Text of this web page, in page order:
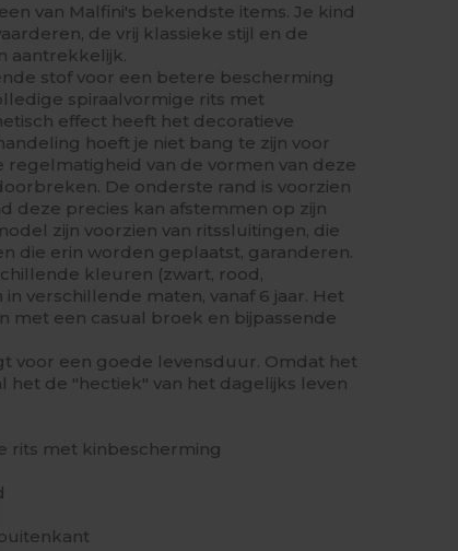
van Malfini's bekendste items. Je kind
de vrij klassieke stijl en de
aantrekkelijk.
stof voor een betere bescherming
spiraalvormige rits met
effect heeft het decoratieve
hoeft je niet bang te zijn voor
regelmatigheid van de vormen van deze
De onderste rand is voorzien
deze precies kan afstemmen op zijn
zijn voorzien van ritssluitingen, die
die erin worden geplaatst, garanderen.
kleuren (zwart, rood,
verschillende maten, vanaf 6 jaar. Het
met een casual broek en bijpassende
voor een goede levensduur. Omdat het
het de "hectiek" van het dagelijks leven
rits met kinbescherming